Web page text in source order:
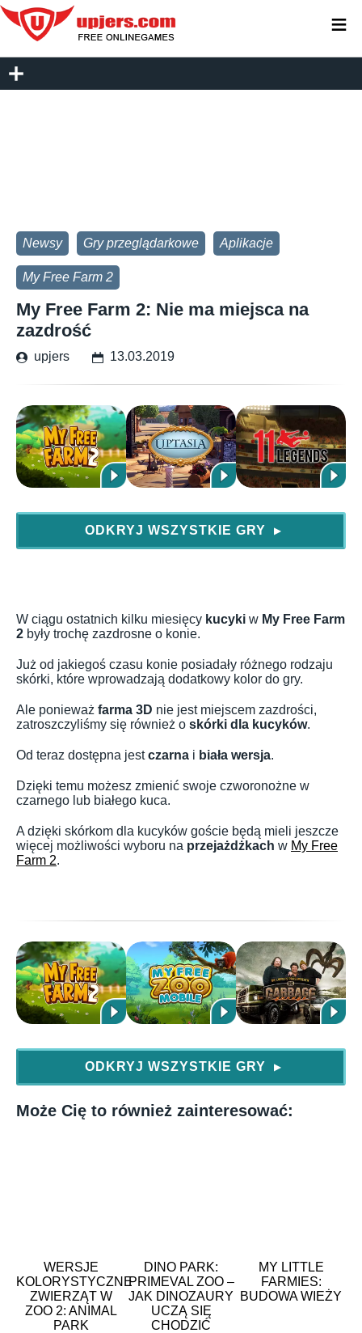
Newsy Gry przeglądarkowe Aplikacje
My Free Farm 2
My Free Farm 2: Nie ma miejsca na
zazdrość
upjers 13.03.2019
ODKRYJ WSZYSTKIE GRY ▶
W ciągu ostatnich kilku miesięcy kucyki w My Free Farm
2 były trochę zazdrosne o konie.
Już od jakiegoś czasu konie posiadały różnego rodzaju
skórki, które wprowadzają dodatkowy kolor do gry.
Ale ponieważ farma 3D nie jest miejscem zazdrości,
zatroszczyliśmy się również o skórki dla kucyków.
Od teraz dostępna jestczarna i biała wersja.
Dzięki temu możesz zmienić swoje czworonożne w
czarnego lub białego kuca.
A dzięki skórkom dla kucyków goście będą mieli jeszcze
więcej możliwości wyboru na przejażdżkach w My Free
Farm 2.
ODKRYJ WSZYSTKIE GRY ▶
Może Cię to również zainteresować:
WERSJE
KOLORYSTYCZNE
ZWIERZĄT W
ZOO 2: ANIMAL
PARK
DINO PARK:
PRIMEVAL ZOO –
JAK DINOZAURY
UCZĄ SIĘ
CHODZIĆ
MY LITTLE
FARMIES:
BUDOWA WIEŻY
≡